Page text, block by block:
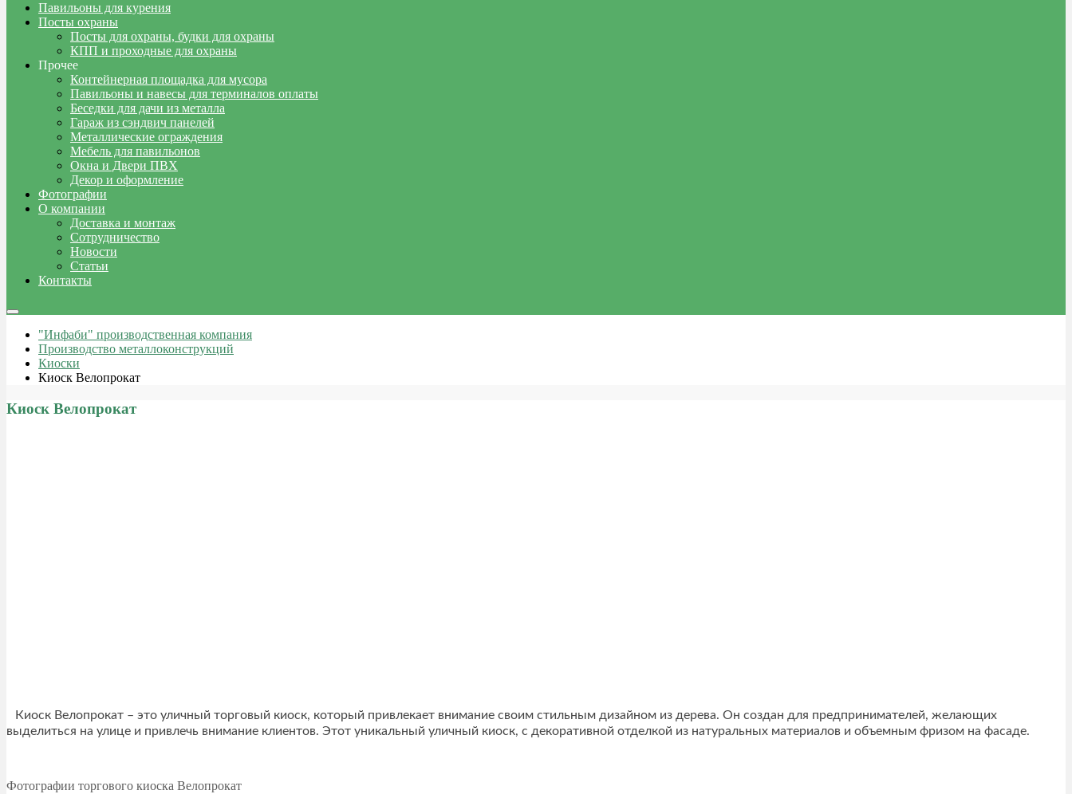
Павильоны для курения
Посты охраны
Посты для охраны, будки для охраны
КПП и проходные для охраны
Прочее
Контейнерная площадка для мусора
Павильоны и навесы для терминалов оплаты
Беседки для дачи из металла
Гараж из сэндвич панелей
Металлические ограждения
Мебель для павильонов
Окна и Двери ПВХ
Декор и оформление
Фотографии
О компании
Доставка и монтаж
Сотрудничество
Новости
Статьи
Контакты
"Инфаби" производственная компания
Производство металлоконструкций
Киоски
Киоск Велопрокат
Киоск Велопрокат
Киоск Велопрокат – это уличный торговый киоск, который привлекает внимание своим стильным дизайном из дерева. Он создан для предпринимателей, желающих
выделиться на улице и привлечь внимание клиентов. Этот уникальный уличный киоск, с декоративной отделкой из натуральных материалов и объемным фризом на фасаде.
Фотографии торгового киоска Велопрокат